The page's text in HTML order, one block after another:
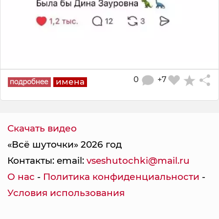
имена +7
0
Скачать видео
«Всё шуточки» 2026 год
Контакты: email: vseshutochki@mail.ru
О нас - Политика конфиденциальности -
Условия использования